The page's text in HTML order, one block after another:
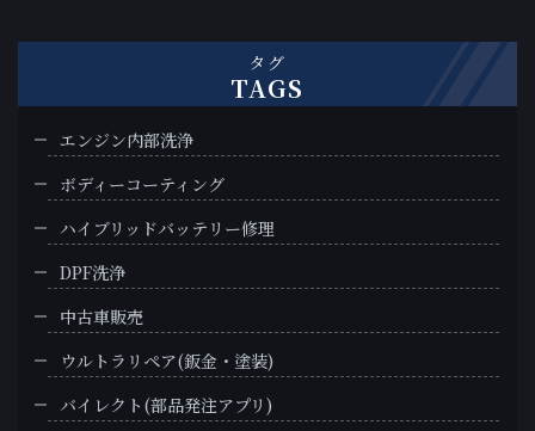
タグ
TAGS
エンジン内部洗浄
ボディーコーティング
ハイブリッドバッテリー修理
DPF洗浄
中古車販売
ウルトラリペア(鈑金・塗装)
バイレクト(部品発注アプリ)